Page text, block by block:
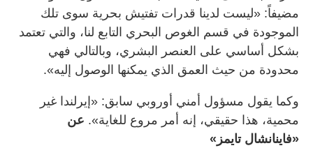
مضيفاً: «ليست لدينا قدرات تفتيش بحرية سوى تلك
الموجودة في قسم الغوص البحري التابع لنا، والتي تعتمد
بشكل أساسي على العنصر البشري، وبالتالي فهي
محدودة من حيث العمق الذي يمكنها الوصول إليه».
وكما يقول مسؤول أمني أوروبي سابق: «إيرلندا غير
محمية، هذا حقيقي، إنه أمر مروع للغاية». عن
«فاينانشال تايمز»